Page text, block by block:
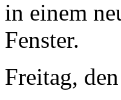
Freitag,